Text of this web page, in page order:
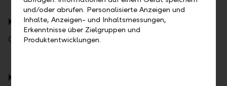
Kredite
Gedeckter Kredit
Kauf- und Mietobjekte
und/oder abrufen. Personalisierte Anzeigen und
Inhalte, Anzeigen- und Inhaltsmessungen,
Erkenntnisse über Zielgruppen und
Produktentwicklungen.